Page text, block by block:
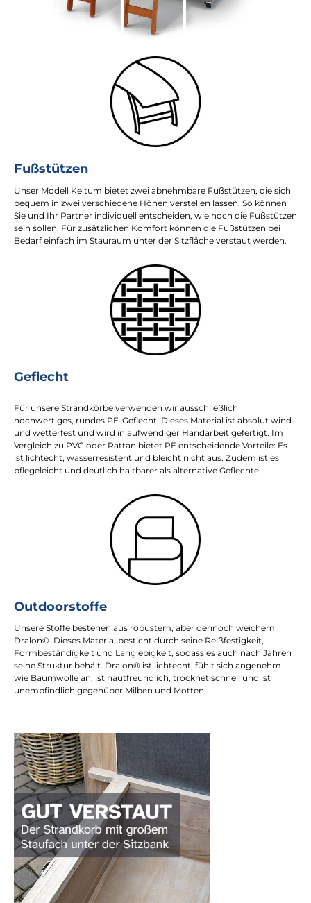
Fußstützen
Unser Modell Keitum bietet zwei abnehmbare Fußstützen, die sich
bequem in zwei verschiedene Höhen verstellen lassen. So können
Sie und Ihr Partner individuell entscheiden, wie hoch die Fußstützen
sein sollen. Für zusätzlichen Komfort können die Fußstützen bei
Bedarf einfach im Stauraum unter der Sitzfläche verstaut werden.
Geflecht
Für unsere Strandkörbe verwenden wir ausschließlich
hochwertiges, rundes PE-Geflecht. Dieses Material ist absolut wind-
und wetterfest und wird in aufwendiger Handarbeit gefertigt. Im
Vergleich zu PVC oder Rattan bietet PE entscheidende Vorteile: Es
ist lichtecht, wasserresistent und bleicht nicht aus. Zudem ist es
pflegeleicht und deutlich haltbarer als alternative Geflechte.
Outdoorstoffe
Unsere Stoffe bestehen aus robustem, aber dennoch weichem
Dralon®. Dieses Material besticht durch seine Reißfestigkeit,
Formbeständigkeit und Langlebigkeit, sodass es auch nach Jahren
seine Struktur behält. Dralon® ist lichtecht, fühlt sich angenehm
wie Baumwolle an, ist hautfreundlich, trocknet schnell und ist
unempfindlich gegenüber Milben und Motten.